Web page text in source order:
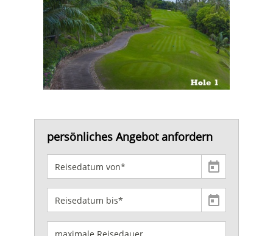
persönliches Angebot anfordern